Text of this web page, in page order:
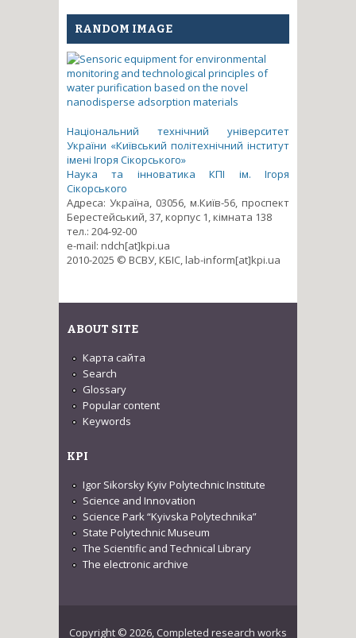
RANDOM IMAGE
Національний технічний університет
України «Київський політехнічний інститут
імені Ігоря Сікорського»
Наука та інноватика КПІ ім. Ігоря
Сікорського
Адреса: Україна, 03056, м.Київ-56, проспект
Берестейський, 37, корпус 1, кімната 138
тел.: 204-92-00
e-mail: ndch[at]kpi.ua
2010-2025 © ВСВУ, КБІС, lab-inform[at]kpi.ua
ABOUT SITE
Карта сайта
Search
Glossary
Popular content
Keywords
KPI
Igor Sikorsky Kyiv Polytechnic Institute
Science and Innovation
Science Park “Kyivska Polytechnika”
State Polytechnic Museum
The Scientific and Technical Library
The electronic archive
Copyright © 2026, Completed research works